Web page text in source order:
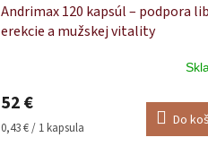
Andrimax 120 kapsúl – podpora
erekcie a mužskej vitality
produktu
je
5,0
52 €
Jednotková
0,43 € / 1 kapsula Do